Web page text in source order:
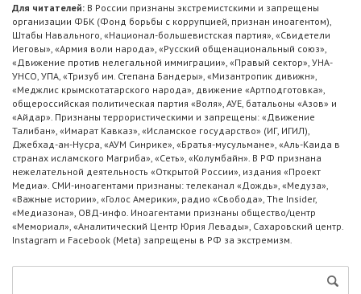
Для читателей: В России признаны экстремистскими и запрещены
организации ФБК (Фонд борьбы с коррупцией, признан иноагентом),
Штабы Навального, «Национал-большевистская партия», «Свидетели
Иеговы», «Армия воли народа», «Русский общенациональный союз»,
«Движение против нелегальной иммиграции», «Правый сектор», УНА-
УНСО, УПА, «Тризуб им. Степана Бандеры», «Мизантропик дивижн»,
«Меджлис крымскотатарского народа», движение «Артподготовка»,
общероссийская политическая партия «Воля», АУЕ, батальоны «Азов» и
«Айдар». Признаны террористическими и запрещены: «Движение
Талибан», «Имарат Кавказ», «Исламское государство» (ИГ, ИГИЛ),
Джебхад-ан-Нусра, «АУМ Синрике», «Братья-мусульмане», «Аль-Каида в
странах исламского Магриба», «Сеть», «Колумбайн». В РФ признана
нежелательной деятельность «Открытой России», издания «Проект
Медиа». СМИ-иноагентами признаны: телеканал «Дождь», «Медуза»,
«Важные истории», «Голос Америки», радио «Свобода», The Insider,
«Медиазона», ОВД-инфо. Иноагентами признаны общество/центр
«Мемориал», «Аналитический Центр Юрия Левады», Сахаровский центр.
Instagram и Facebook (Metа) запрещены в РФ за экстремизм.